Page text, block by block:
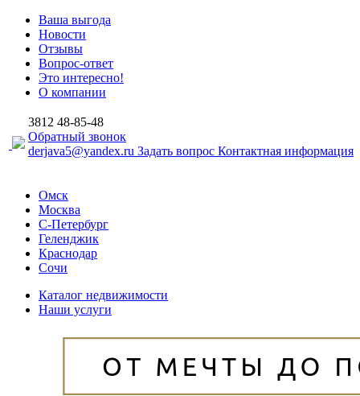
Ваша выгода
Новости
Отзывы
Вопрос-ответ
Это интересно!
О компании
3812 48-85-48
Обратный звонок
derjava5@yandex.ru Задать вопрос Контактная информация
Омск
Москва
С-Петербург
Геленджик
Краснодар
Сочи
Каталог недвижимости
Наши услуги